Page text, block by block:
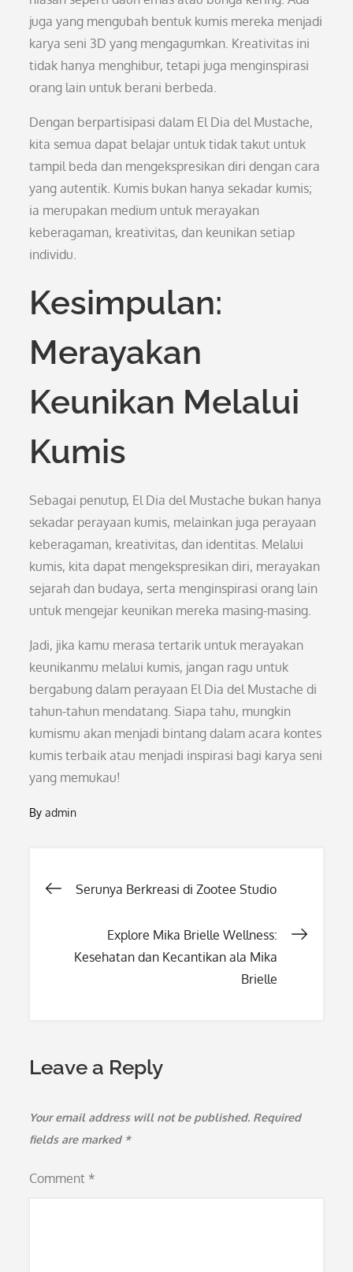
juga yang mengubah bentuk kumis mereka menjadi
karya seni 3D yang mengagumkan. Kreativitas ini
tidak hanya menghibur, tetapi juga menginspirasi
orang lain untuk berani berbeda.
Dengan berpartisipasi dalam El Dia del Mustache,
kita semua dapat belajar untuk tidak takut untuk
tampil beda dan mengekspresikan diri dengan cara
yang autentik. Kumis bukan hanya sekadar kumis;
ia merupakan medium untuk merayakan
keberagaman, kreativitas, dan keunikan setiap
individu.
Kesimpulan:
Merayakan
Keunikan Melalui
Kumis
Sebagai penutup, El Dia del Mustache bukan hanya
sekadar perayaan kumis, melainkan juga perayaan
keberagaman, kreativitas, dan identitas. Melalui
kumis, kita dapat mengekspresikan diri, merayakan
sejarah dan budaya, serta menginspirasi orang lain
untuk mengejar keunikan mereka masing-masing.
Jadi, jika kamu merasa tertarik untuk merayakan
keunikanmu melalui kumis, jangan ragu untuk
bergabung dalam perayaan El Dia del Mustache di
tahun-tahun mendatang. Siapa tahu, mungkin
kumismu akan menjadi bintang dalam acara kontes
kumis terbaik atau menjadi inspirasi bagi karya seni
yang memukau!
Byadmin
Post
navigation
Serunya Berkreasi di Zootee Studio
Explore Mika Brielle Wellness:
Kesehatan dan Kecantikan ala Mika
Brielle
Leave a Reply
Your email address will not be published. Required
fields are marked *
Comment *